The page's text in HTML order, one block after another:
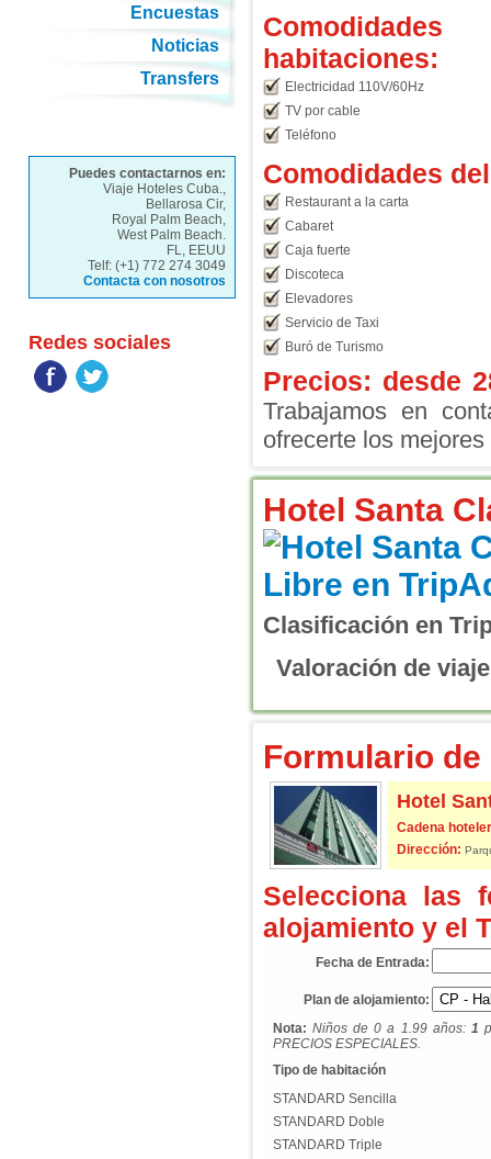
habitaciones:
Electricidad 110V/60Hz
TV por cable
Teléfono
Comodidades
Restaurant a la carta
Cabaret
Caja fuerte
Discoteca
Elevadores
Servicio de Taxi
Buró de Turismo
Precios: desde
Trabajamos en
ofrecerte los
Hotel Santa
Clasificación en
Valoración de
Formulario
Hotel
Cadena
Dirección:
Selecciona las
alojamiento y el
Fecha de Entrada:
Plan de alojamiento:
Nota: Niños de 0 a 1.99 años: 1
PRECIOS ESPECIALES.
Tipo de habitación
STANDARD Sencilla
STANDARD Doble
STANDARD Triple
Encuestas
Noticias
Transfers
Puedes contactarnos en:
Viaje Hoteles Cuba.,
Bellarosa Cir,
Royal Palm Beach,
West Palm Beach.
FL, EEUU
Telf: (+1) 772 274 3049
Contacta con nosotros
Redes sociales